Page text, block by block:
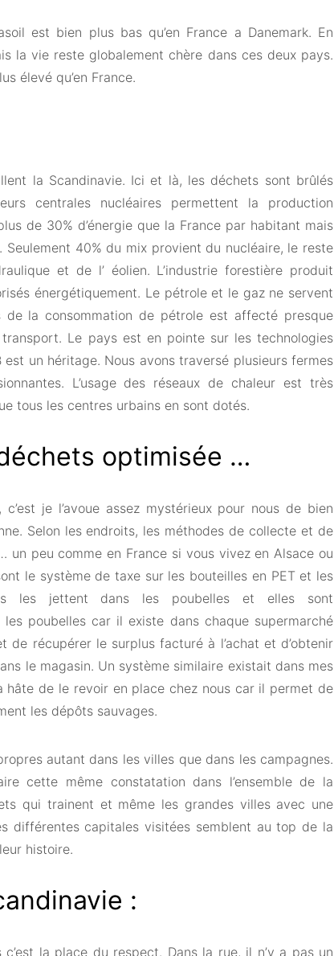
est bien plus bas qu’en France a Danemark. En
la vie reste globalement chère dans ces deux pays.
élevé qu’en France.
la Scandinavie. Ici et là, les déchets sont brûlés
centrales nucléaires permettent la production
de 30% d’énergie que la France par habitant mais
40% du mix provient du nucléaire, le reste
et de l’ éolien. L’industrie forestière produit
énergétiquement. Le pétrole et le gaz ne servent
de la consommation de pétrole est affecté presque
Le pays est en pointe sur les technologies
est un héritage. Nous avons traversé plusieurs fermes
L’usage des réseaux de chaleur est très
tous les centres urbains en sont dotés.
optimisée …
je l’avoue assez mystérieux pour nous de bien
Selon les endroits, les méthodes de collecte et de
un peu comme en France si vous vivez en Alsace ou
le système de taxe sur les bouteilles en PET et les
les jettent dans les poubelles et elles sont
poubelles car il existe dans chaque supermarché
de récupérer le surplus facturé à l’achat et d’obtenir
le magasin. Un système similaire existait dans mes
hâte de le revoir en place chez nous car il permet de
les dépôts sauvages.
autant dans les villes que dans les campagnes.
cette même constatation dans l’ensemble de la
qui trainent et même les grandes villes avec une
différentes capitales visitées semblent au top de la
histoire.
:
la place du respect. Dans la rue, il n’y a pas un